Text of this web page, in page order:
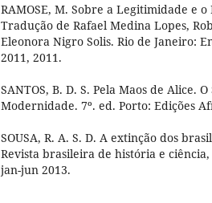
RAMOSE, M. Sobre a Legitimidade e
Tradução de Rafael Medina Lopes,
Eleonora Nigro Solis. Rio de Janeiro:
2011, 2011.
SANTOS, B. D. S. Pela Maos de Alice.
Modernidade. 7º. ed. Porto: Edições
SOUSA, R. A. S. D. A extinção dos
Revista brasileira de história e ciência,
jan-jun 2013.